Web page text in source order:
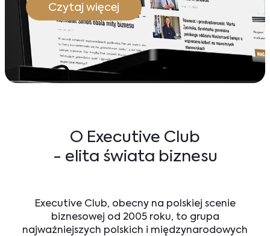
Czytaj więcej
O Executive Club
- elita świata biznesu
Executive Club, obecny na polskiej scenie
biznesowej od 2005 roku, to grupa
najważniejszych polskich i międzynarodowych